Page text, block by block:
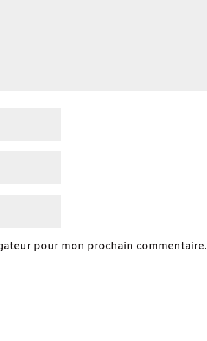
pour mon prochain commentaire.